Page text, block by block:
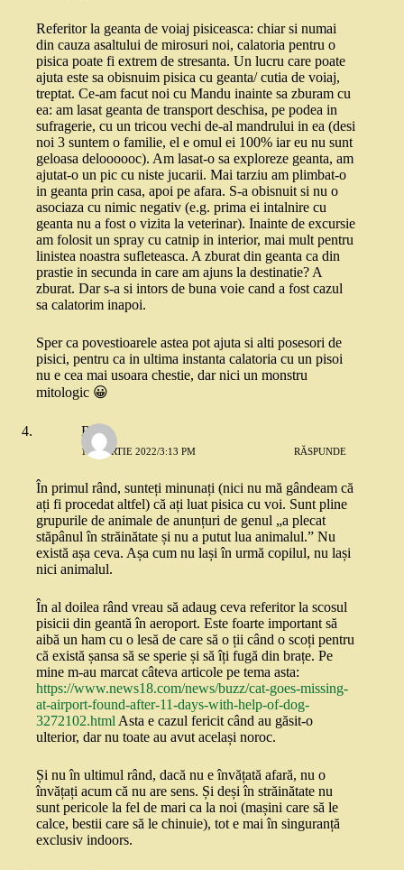
Referitor la geanta de voiaj pisiceasca: chiar si numai
din cauza asaltului de mirosuri noi, calatoria pentru o
pisica poate fi extrem de stresanta. Un lucru care poate
ajuta este sa obisnuim pisica cu geanta/ cutia de voiaj,
treptat. Ce-am facut noi cu Mandu inainte sa zburam cu
ea: am lasat geanta de transport deschisa, pe podea in
sufragerie, cu un tricou vechi de-al mandrului in ea (desi
noi 3 suntem o familie, el e omul ei 100% iar eu nu sunt
geloasa deloooooc). Am lasat-o sa exploreze geanta, am
ajutat-o un pic cu niste jucarii. Mai tarziu am plimbat-o
in geanta prin casa, apoi pe afara. S-a obisnuit si nu o
asociaza cu nimic negativ (e.g. prima ei intalnire cu
geanta nu a fost o vizita la veterinar). Inainte de excursie
am folosit un spray cu catnip in interior, mai mult pentru
linistea noastra sufleteasca. A zburat din geanta ca din
prastie in secunda in care am ajuns la destinatie? A
zburat. Dar s-a si intors de buna voie cand a fost cazul
sa calatorim inapoi.
Sper ca povestioarele astea pot ajuta si alti posesori de
pisici, pentru ca in ultima instanta calatoria cu un pisoi
nu e cea mai usoara chestie, dar nici un monstru
mitologic 😀
Rox
10 MARTIE 2022/3:13 PM RĂSPUNDE
În primul rând, sunteți minunați (nici nu mă gândeam că
ați fi procedat altfel) că ați luat pisica cu voi. Sunt pline
grupurile de animale de anunțuri de genul „a plecat
stăpânul în străinătate și nu a putut lua animalul.” Nu
există așa ceva. Așa cum nu lași în urmă copilul, nu lași
nici animalul.
În al doilea rând vreau să adaug ceva referitor la scosul
pisicii din geantă în aeroport. Este foarte important să
aibă un ham cu o lesă de care să o ții când o scoți pentru
că există șansa să se sperie și să îți fugă din brațe. Pe
mine m-au marcat câteva articole pe tema asta:
https://www.news18.com/news/buzz/cat-goes-missing-
at-airport-found-after-11-days-with-help-of-dog-
3272102.html Asta e cazul fericit când au găsit-o
ulterior, dar nu toate au avut același noroc.
Și nu în ultimul rând, dacă nu e învățată afară, nu o
învățați acum că nu are sens. Și deși în străinătate nu
sunt pericole la fel de mari ca la noi (mașini care să le
calce, bestii care să le chinuie), tot e mai în singuranță
exclusiv indoors.